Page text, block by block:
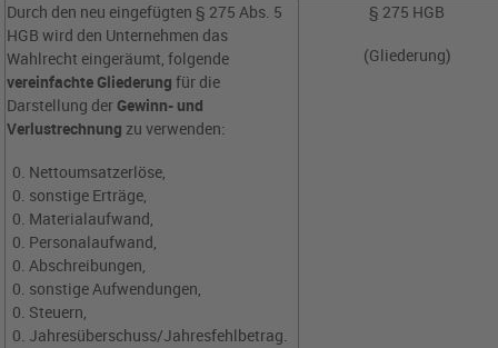
Durch den neu eingefügten § 275 Abs. 5
HGB wird den Unternehmen das
Wahlrecht eingeräumt, folgende
vereinfachte Gliederung für die
Darstellung der Gewinn- und
Verlustrechnung zu verwenden:
Nettoumsatzerlöse,
sonstige Erträge,
Materialaufwand,
Personalaufwand,
Abschreibungen,
sonstige Aufwendungen,
Steuern,
Jahresüberschuss/Jahresfehlbetrag.
§ 275 HGB
(Gliederung)